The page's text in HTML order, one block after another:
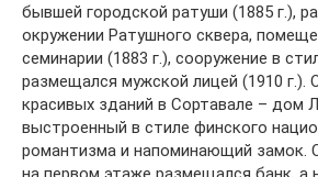
бывшей городской ратуши (1885 г.),
окружении Ратушного сквера,
семинарии (1883 г.), сооружение в
размещался мужской лицей (1910 г.).
красивых зданий в Сортавале – дом
выстроенный в стиле финского
романтизма и напоминающий замок.